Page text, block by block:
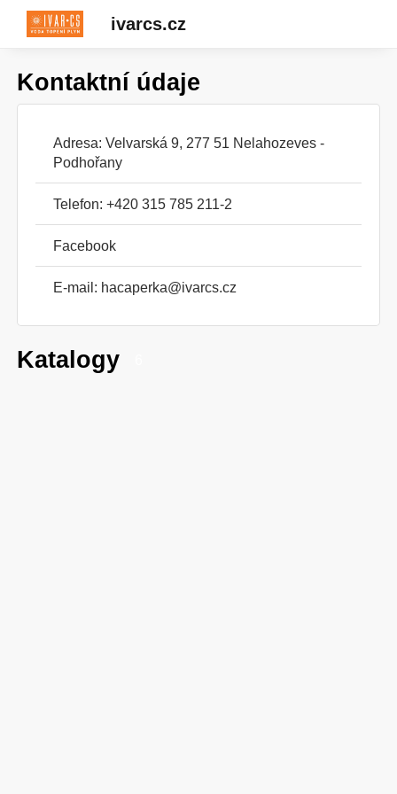
ivarcs.cz
Kontaktní údaje
Adresa: Velvarská 9, 277 51 Nelahozeves -
Podhořany
Telefon: +420 315 785 211-2
Facebook
E-mail: hacaperka@ivarcs.cz
Katalogy